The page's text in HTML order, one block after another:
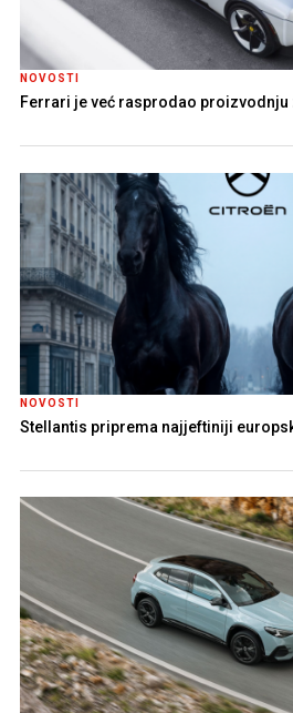
NOVOSTI
Ferrari je već rasprodao proizvodnju
NOVOSTI
Stellantis priprema najjeftiniji